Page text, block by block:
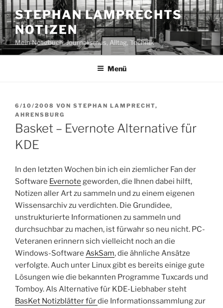
Zum
Inhalt
springen
STEPHAN LAMPRECHTS
NOTIZEN
Mein Notizbuch: Journalismus, Alltag, Technik
Menü
VERÖFFENTLICHT
AM
6/10/2008 VON STEPHAN LAMPRECHT,
AHRENSBURG
Basket – Evernote Alternative für
KDE
In den letzten Wochen bin ich ein ziemlicher Fan der
Software Evernote geworden, die Ihnen dabei hilft,
Notizen aller Art zu sammeln und zu einem eigenen
Wissensarchiv zu verdichten. Die Grundidee,
unstrukturierte Informationen zu sammeln und
durchsuchbar zu machen, ist fürwahr so neu nicht. PC-
Veteranen erinnern sich vielleicht noch an die
Windows-Software AskSam, die ähnliche Ansätze
verfolgte. Auch unter Linux gibt es bereits einige gute
Lösungen wie die bekannten Programme Tuxcards und
Tomboy. Als Alternative für KDE-Liebhaber steht
BasKet Notizblätter fürdie Informationssammlung zur